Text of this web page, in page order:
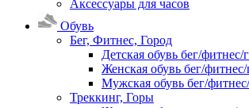
Аксессуары для часов
Обувь
Бег, Фитнес, Город
Детская обувь бег/фитнес/
Женская обувь бег/фитнес/
Мужская обувь бег/
Треккинг, Горы